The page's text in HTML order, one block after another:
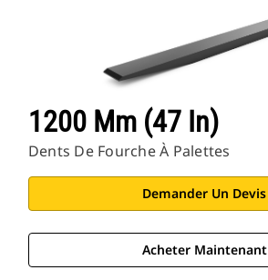
1200 Mm (47 In)
Dents De Fourche À Palettes
Demander Un Devis
Acheter Maintenant